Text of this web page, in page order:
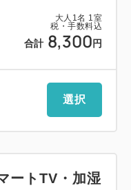
加湿器完備
大人 1 名 1 室
税・手数料込
合計 8,300 円
選択
ートTV・加湿